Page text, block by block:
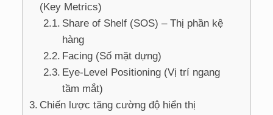
(Key Metrics)
Share of Shelf (SOS) – Thị phần kệ
hàng
Facing (Số mặt dựng)
Eye-Level Positioning (Vị trí ngang
tầm mắt)
Chiến lược tăng cường độ hiển thị